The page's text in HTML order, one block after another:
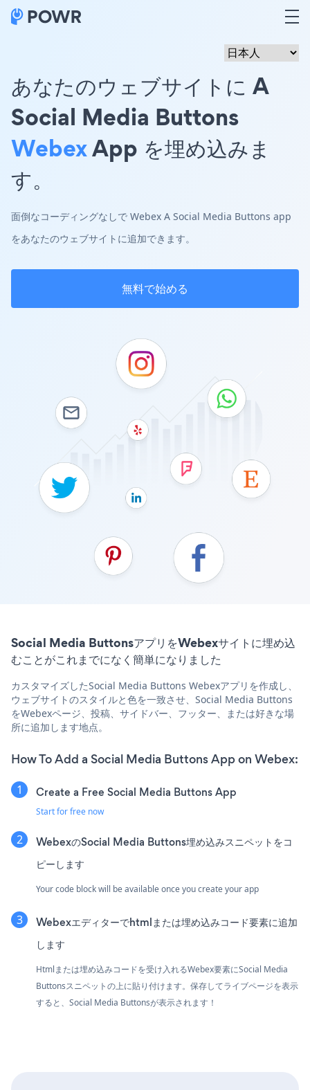
あなたのウェブサイトに A
Social Media Buttons
WebexApp を埋め込みま
す。
面倒なコーディングなしで Webex A Social Media Buttons app
をあなたのウェブサイトに追加できます。
無料で始める
Social Media ButtonsアプリをWebexサイトに埋め込
むことがこれまでになく簡単になりました
カスタマイズしたSocial Media Buttons Webexアプリを作成し、
ウェブサイトのスタイルと色を一致させ、Social Media Buttons
をWebexページ、投稿、サイドバー、フッター、または好きな場
所に追加します地点。
How To Add a Social Media Buttons App on Webex:
Create a Free Social Media Buttons App
Start for free now
WebexのSocial Media Buttons埋め込みスニペットをコ
ピーします
Your code block will be available once you create your app
Webexエディターでhtmlまたは埋め込みコード要素に追加
します
Htmlまたは埋め込みコードを受け入れるWebex要素にSocial Media
Buttonsスニペットの上に貼り付けます。保存してライブページを表示
すると、Social Media Buttonsが表示されます！